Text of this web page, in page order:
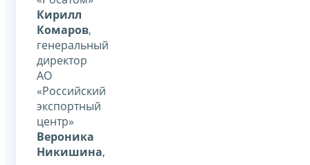
Кирилл
Комаров,
генеральный
директор
АО
«Российский
экспортный
центр»
Вероника
Никишина,